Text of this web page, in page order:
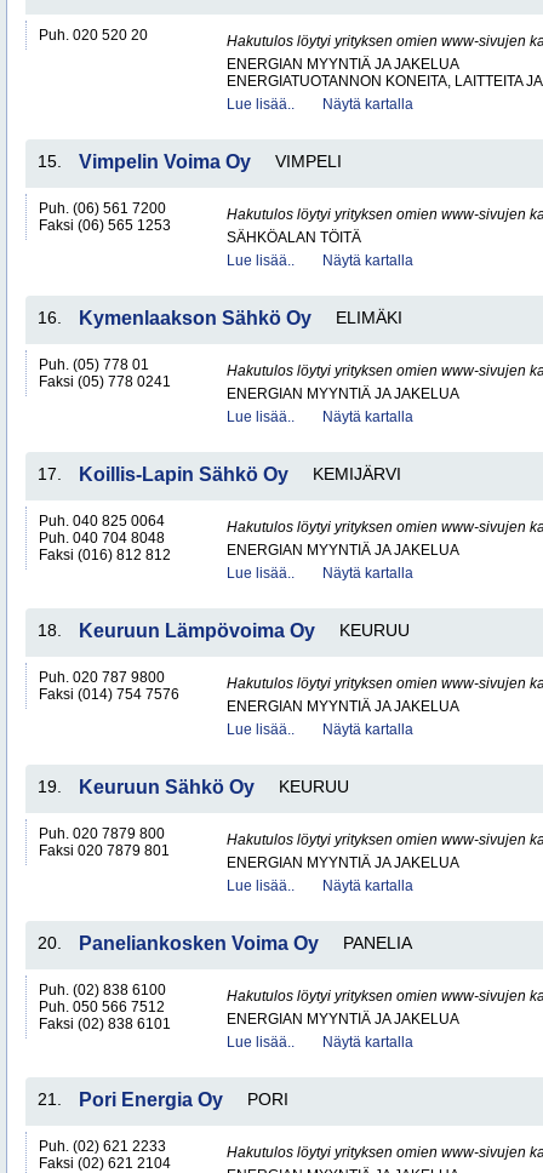
Puh. 020 520 20
Hakutulos löytyi yrityksen omien www-sivujen
ENERGIAN MYYNTIÄ JA JAKELUA
ENERGIATUOTANNON KONEITA, LAITTEITA
Lue lisää..
Näytä kartalla
15. Vimpelin Voima Oy VIMPELI
Puh. (06) 561 7200
Faksi (06) 565 1253
Hakutulos löytyi yrityksen omien www-sivujen
SÄHKÖALAN TÖITÄ
Lue lisää..
Näytä kartalla
16. Kymenlaakson Sähkö Oy ELIMÄKI
Puh. (05) 778 01
Faksi (05) 778 0241
Hakutulos löytyi yrityksen omien www-sivujen
ENERGIAN MYYNTIÄ JA JAKELUA
Lue lisää..
Näytä kartalla
17. Koillis-Lapin Sähkö Oy KEMIJÄRVI
Puh. 040 825 0064
Puh. 040 704 8048
Faksi (016) 812 812
Hakutulos löytyi yrityksen omien www-sivujen
ENERGIAN MYYNTIÄ JA JAKELUA
Lue lisää..
Näytä kartalla
18. Keuruun Lämpövoima Oy KEURUU
Puh. 020 787 9800
Faksi (014) 754 7576
Hakutulos löytyi yrityksen omien www-sivujen
ENERGIAN MYYNTIÄ JA JAKELUA
Lue lisää..
Näytä kartalla
19. Keuruun Sähkö Oy KEURUU
Puh. 020 7879 800
Faksi 020 7879 801
Hakutulos löytyi yrityksen omien www-sivujen
ENERGIAN MYYNTIÄ JA JAKELUA
Lue lisää..
Näytä kartalla
20. Paneliankosken Voima Oy PANELIA
Puh. (02) 838 6100
Puh. 050 566 7512
Faksi (02) 838 6101
Hakutulos löytyi yrityksen omien www-sivujen
ENERGIAN MYYNTIÄ JA JAKELUA
Lue lisää..
Näytä kartalla
21. Pori Energia Oy PORI
Puh. (02) 621 2233
Faksi (02) 621 2104
Hakutulos löytyi yrityksen omien www-sivujen